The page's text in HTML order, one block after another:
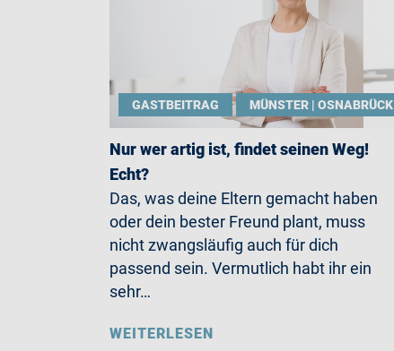
GASTBEITRAG MÜNSTER | OSNABRÜCK
Nur wer artig ist, findet seinen Weg!
Echt?
Das, was deine Eltern gemacht haben
oder dein bester Freund plant, muss
nicht zwangsläufig auch für dich
passend sein. Vermutlich habt ihr ein
sehr…
WEITERLESEN